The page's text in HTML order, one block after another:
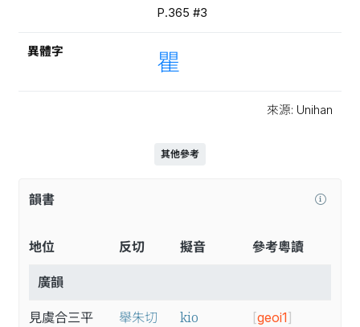
P.365 #3
異體字 瞿
來源: Unihan
其他參考
韻書
地位 反切 擬音 參考粵讀
廣韻
見虞合三平
舉朱切 kio [geoi1]